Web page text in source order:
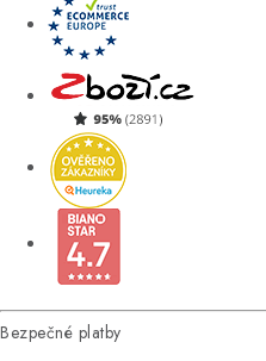
Bezpečné platby